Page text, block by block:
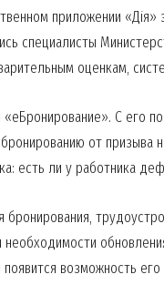
приложении «Дія»
специалисты
оценкам,
«еБронирование». С его
от призыва
есть ли у работника
бронирования,
возможность